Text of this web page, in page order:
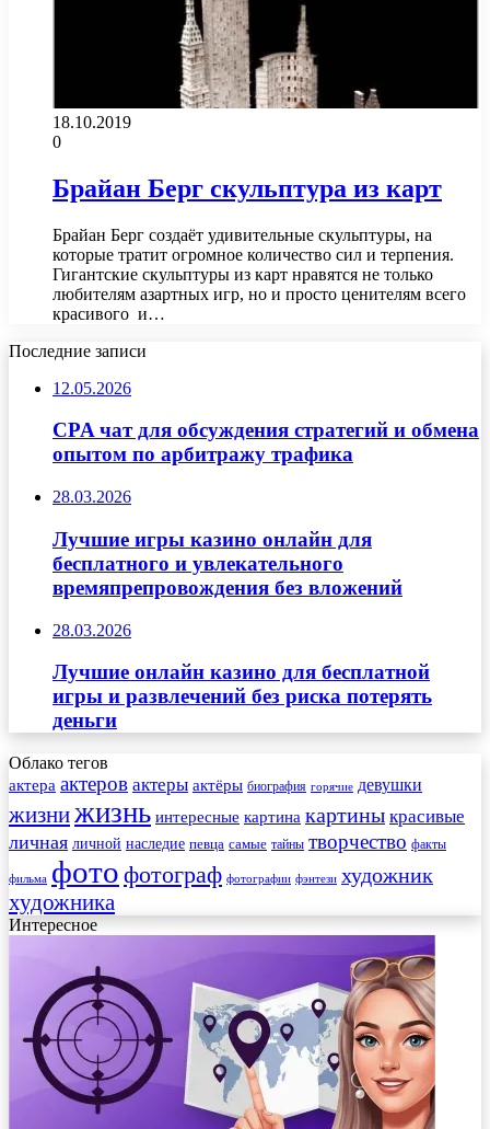
18.10.2019
0
Брайан Берг скульптура из карт
Брайан Берг создаёт удивительные скульптуры, на
которые тратит огромное количество сил и терпения.
Гигантские скульптуры из карт нравятся не только
любителям азартных игр, но и просто ценителям всего
красивого и…
Последние записи
12.05.2026
CPA чат для обсуждения стратегий и обмена
опытом по арбитражу трафика
28.03.2026
Лучшие игры казино онлайн для
бесплатного и увлекательного
времяпрепровождения без вложений
28.03.2026
Лучшие онлайн казино для бесплатной
игры и развлечений без риска потерять
деньги
Облако тегов
актера актеров актеры актёры биография горячие девушки
жизнижизнь интересные картина картины красивые
личная личной наследие певца самые тайны творчество факты
фильма фото фотограф фотографии фэнтези художник
художника
Интересное